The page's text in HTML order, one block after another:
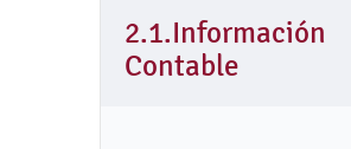
2.1.Información
Contable